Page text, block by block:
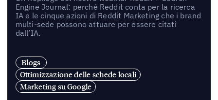
Engine Journal: perché Reddit conta per la ricerca
IA e le cinque azioni di Reddit Marketing che i brand
multi-sede possono attuare per essere citati
dall’IA.
Blogs
Ottimizzazione delle schede locali
Marketing su Google